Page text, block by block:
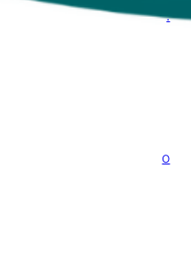
.
o